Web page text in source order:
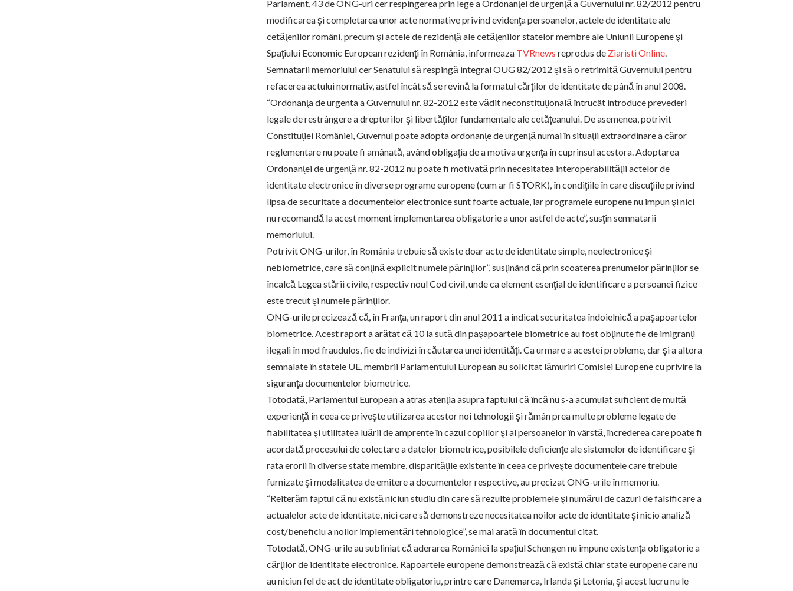
Parlament,43 de ONG-uri cer respingerea prin lege a Ordonanţei de urgenţă a Guvernului nr. 82/2012 pentru
modificarea şi completarea unor acte normative privind evidenţa persoanelor, actele de identitate ale
cetăţenilor români, precum şi actele de rezidenţă ale cetăţenilor statelor membre ale Uniunii Europene şi
Spaţiului Economic European rezidenţi în România, informeaza TVRnews reprodus de Ziaristi Online.
Semnatarii memoriului cer Senatului să respingă integral OUG 82/2012 şi să o retrimită Guvernului pentru
refacerea actului normativ, astfel încât să se revină laformatul cărţilor de identitate de până în anul 2008.
“Ordonanţa de urgenta a Guvernului nr. 82-2012 este vădit neconstituţională întrucât introduce prevederi
legale de restrângere a drepturilor şi libertăţilor fundamentale ale cetăţeanului. De asemenea, potrivit
Constituţiei României, Guvernul poate adopta ordonanţe de urgenţă numai în situaţii extraordinare a căror
reglementare nu poate fi amânată, având obligaţia de a motiva urgenţa în cuprinsul acestora. Adoptarea
Ordonanţei de urgenţă nr. 82-2012 nu poate fi motivată prin necesitatea interoperabilităţii actelor de
identitate electronice în diverse programe europene (cum ar fi STORK), în condiţiile în care discuţiile privind
lipsa de securitate a documentelor electronice sunt foarte actuale, iar programele europene nu impun şi nici
nu recomandă la acest moment implementarea obligatorie a unor astfel de acte”, susţin semnatarii
memoriului.
Potrivit ONG-urilor, în România trebuie să existe doar acte de identitate simple, neelectronice şi
nebiometrice, care să conţină explicit numele părinţilor”, susţinând că prin scoaterea prenumelor părinţilor se
încalcă Legea stării civile, respectiv noul Cod civil, unde ca element esenţial de identificare a persoanei fizice
este trecut şi numele părinţilor.
ONG-urile precizează că, în Franţa, un raport din anul 2011 a indicat securitatea îndoielnică a paşapoartelor
biometrice. Acest raport a arătat că 10 la sută din paşapoartele biometrice au fost obţinute fie de imigranţi
ilegali în mod fraudulos, fie de indivizi în căutarea unei identităţi. Ca urmare a acestei probleme, dar şi a altora
semnalate în statele UE, membrii Parlamentului European au solicitat lămuriri Comisiei Europene cu privire la
siguranţa documentelor biometrice.
Totodată, Parlamentul European a atras atenţia asupra faptului că încă nu s-a acumulat suficient de multă
experienţă în ceea ce priveşte utilizarea acestor noi tehnologii şi rămân prea multe probleme legate de
fiabilitatea şi utilitatea luării de amprente în cazul copiilor şi al persoanelor în vârstă, încrederea care poate fi
acordată procesului de colectare a datelor biometrice, posibilele deficienţe ale sistemelor de identificare şi
rata erorii în diverse state membre, disparităţile existente în ceea ce priveşte documentele care trebuie
furnizate şi modalitatea de emitere a documentelor respective, au precizat ONG-urile în memoriu.
“Reiterăm faptul că nu există niciun studiu din care să rezulte problemele şi numărul de cazuri de falsificare a
actualelor acte de identitate, nici care să demonstreze necesitatea noilor acte de identitate şi nicio analiză
cost/beneficiu a noilor implementări tehnologice”, se mai arată în documentul citat.
Totodată, ONG-urile au subliniat că aderarea României la spaţiul Schengen nu impune existenţa obligatorie a
cărţilor de identitate electronice. Rapoartele europene demonstrează că există chiar state europene care nu
au niciun fel de act de identitate obligatoriu, printre care Danemarca, Irlanda şi Letonia, şi acest lucru nu le